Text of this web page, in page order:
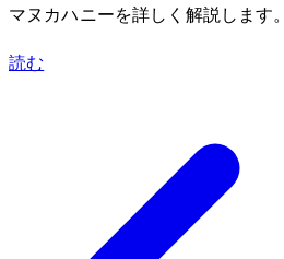
マヌカハニーを詳しく解説します。
読む